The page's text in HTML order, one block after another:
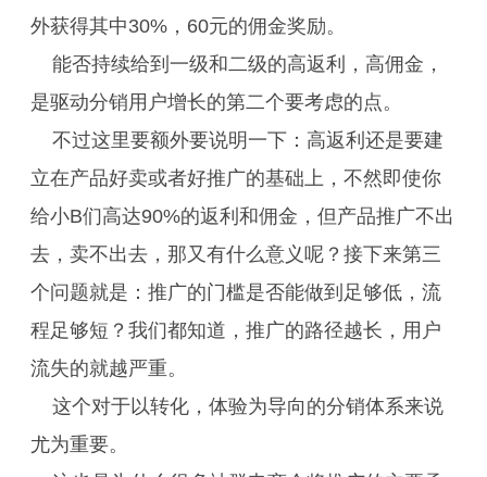
外获得其中30%，60元的佣金奖励。
能否持续给到一级和二级的高返利，高佣金，
是驱动分销用户增长的第二个要考虑的点。
不过这里要额外要说明一下：高返利还是要建
立在产品好卖或者好推广的基础上，不然即使你
给小B们高达90%的返利和佣金，但产品推广不出
去，卖不出去，那又有什么意义呢？接下来第三
个问题就是：推广的门槛是否能做到足够低，流
程足够短？我们都知道，推广的路径越长，用户
流失的就越严重。
这个对于以转化，体验为导向的分销体系来说
尤为重要。